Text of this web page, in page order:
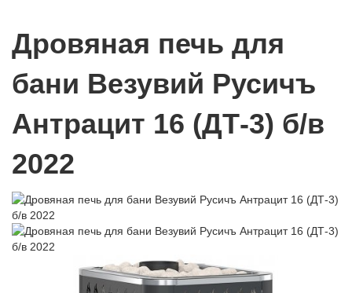
Дровяная печь для
бани Везувий Русичъ
Антрацит 16 (ДТ-3) б/в
2022